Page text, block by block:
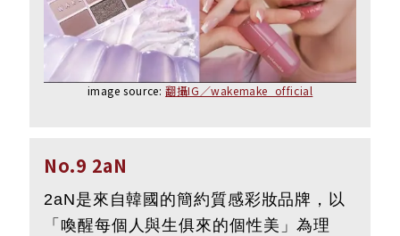
image source: 翻攝IG／wakemake_official
No.9 2aN
2aN是來自韓國的簡約質感彩妝品牌，以
「喚醒每個人與生俱來的個性美」為理